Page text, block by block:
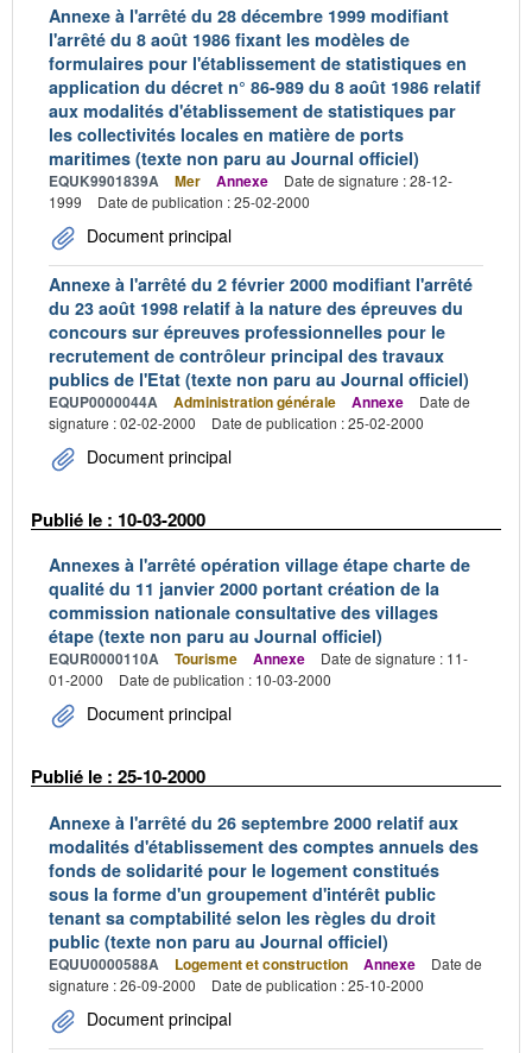
Annexe à l'arrêté du 28 décembre 1999 modifiant
l'arrêté du 8 août 1986 fixant les modèles de
formulaires pour l'établissement de statistiques en
application du décret n° 86-989 du 8 août 1986 relatif
aux modalités d'établissement de statistiques par
les collectivités locales en matière de ports
maritimes (texte non paru au Journal officiel)
EQUK9901839A Mer Annexe
Date de signature : 28-12-
1999
Date de publication : 25-02-2000
Document principal
Annexe à l'arrêté du 2 février 2000 modifiant l'arrêté
du 23 août 1998 relatif à la nature des épreuves du
concours sur épreuves professionnelles pour le
recrutement de contrôleur principal des travaux
publics de l'Etat (texte non paru au Journal officiel)
EQUP0000044A Administration générale Annexe
Date de
signature : 02-02-2000
Date de publication : 25-02-2000
Document principal
Publié le : 10-03-2000
Annexes à l'arrêté opération village étape charte de
qualité du 11 janvier 2000 portant création de la
commission nationale consultative des villages
étape (texte non paru au Journal officiel)
EQUR0000110A Tourisme Annexe
Date de signature : 11-
01-2000
Date de publication : 10-03-2000
Document principal
Publié le : 25-10-2000
Annexe à l'arrêté du 26 septembre 2000 relatif aux
modalités d'établissement des comptes annuels des
fonds de solidarité pour le logement constitués
sous la forme d'un groupement d'intérêt public
tenant sa comptabilité selon les règles du droit
public (texte non paru au Journal officiel)
EQUU0000588A Logement et construction Annexe
Date de
signature : 26-09-2000
Date de publication : 25-10-2000
Document principal